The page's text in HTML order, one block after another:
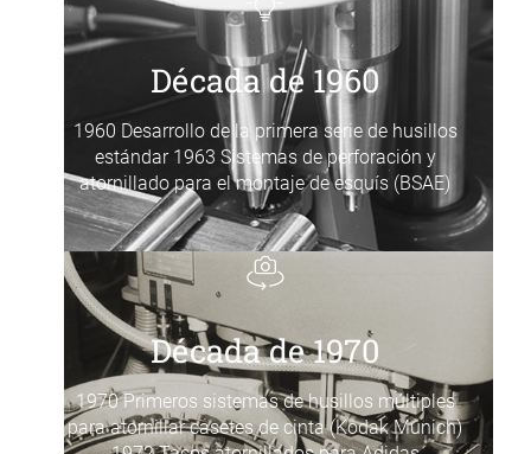
Década de 1960
1960 Desarrollo de la primera serie de husillos
estándar 1963 Sistemas de perforación y
atornillado para el montaje de esquís (BSAE)
Década de 1970
1970 Primeros sistemas de husillos múltiples
para atornillar casetes de cinta (Kodak Munich)